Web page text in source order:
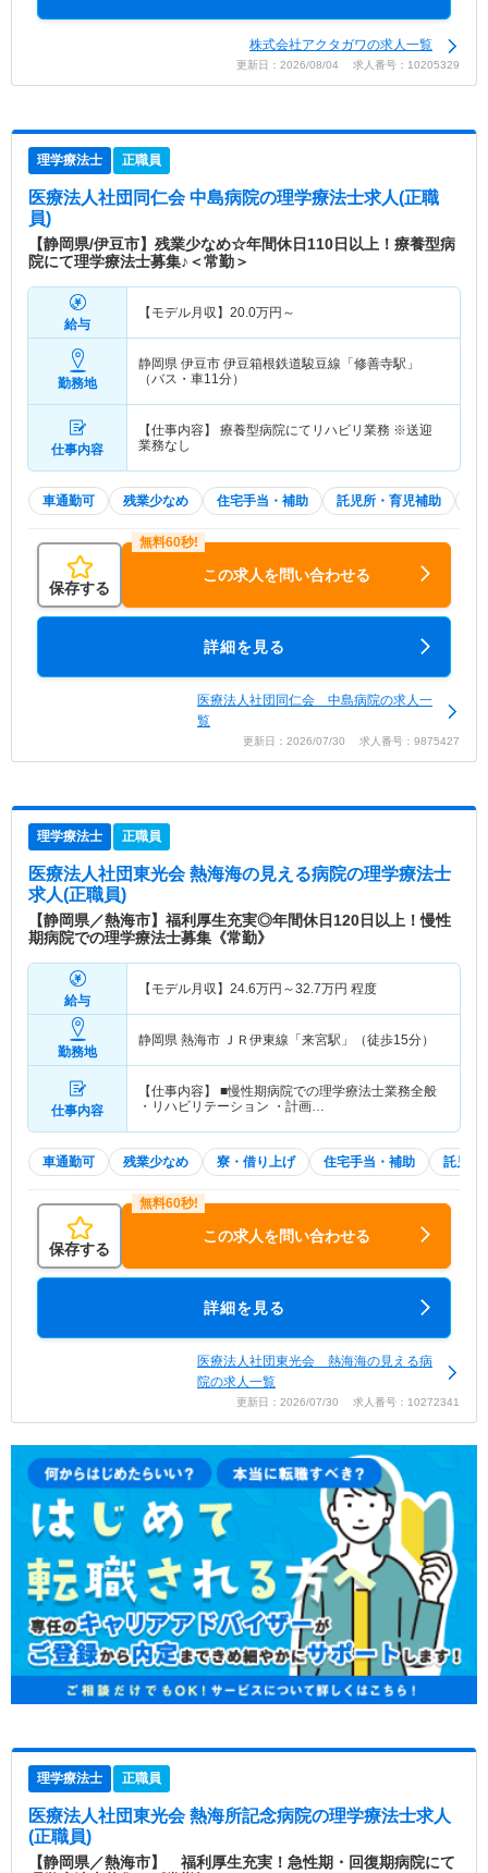
株式会社アクタガワの求人一覧
更新日：2026/08/04 求人番号：10205329
理学療法士 正職員
医療法人社団同仁会 中島病院の理学療法士求人(正職
員)
【静岡県/伊豆市】残業少なめ☆年間休日110日以上！療養型病
院にて理学療法士募集♪＜常勤＞
給与
【モデル月収】 20.0万円～
勤務地
静岡県 伊豆市 伊豆箱根鉄道駿豆線「修善寺駅」
（バス・車11分）
仕事内容
【仕事内容】 療養型病院にてリハビリ業務 ※送迎
業務なし
車通勤可 残業少なめ 住宅手当・補助 託児所・育児補助
保存する
この求人を問い合わせる
詳細を見る
医療法人社団同仁会 中島病院の求人一
覧
更新日：2026/07/30 求人番号：9875427
理学療法士 正職員
医療法人社団東光会 熱海海の見える病院の理学療法士
求人(正職員)
【静岡県／熱海市】福利厚生充実◎年間休日120日以上！慢性
期病院での理学療法士募集《常勤》
給与
【モデル月収】 24.6万円～32.7万円 程度
勤務地
静岡県 熱海市 ＪＲ伊東線「来宮駅」（徒歩15分）
仕事内容
【仕事内容】 ■慢性期病院での理学療法士業務全般
・リハビリテーション ・計画…
車通勤可 残業少なめ 寮・借り上げ 住宅手当・補助 託児所
保存する
この求人を問い合わせる
詳細を見る
医療法人社団東光会 熱海海の見える病
院の求人一覧
更新日：2026/07/30 求人番号：10272341
理学療法士 正職員
医療法人社団東光会 熱海所記念病院の理学療法士求人
(正職員)
【静岡県／熱海市】 福利厚生充実！急性期・回復期病院にて